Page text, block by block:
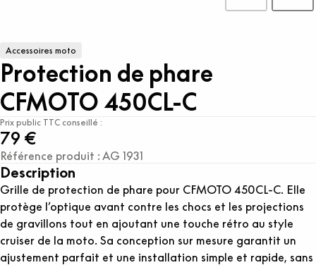
Accessoires moto
Protection de phare
CFMOTO 450CL-C
Prix public TTC conseillé :
79 €
Référence produit : AG 1931
Description
Grille de protection de phare pour CFMOTO 450CL-C. Elle
protège l’optique avant contre les chocs et les projections
de gravillons tout en ajoutant une touche rétro au style
cruiser de la moto. Sa conception sur mesure garantit un
ajustement parfait et une installation simple et rapide, sans